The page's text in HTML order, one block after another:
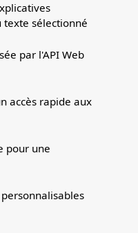
sélectionné
par l'API Web
accès rapide aux
pour une